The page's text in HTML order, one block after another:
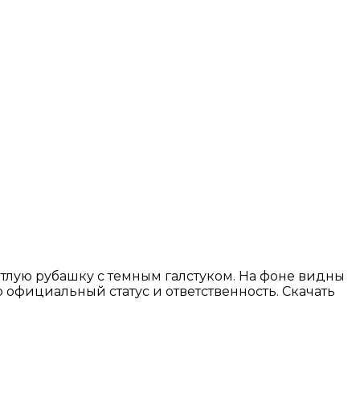
рубашку с темным галстуком. На фоне видны
статус и ответственность. Скачать